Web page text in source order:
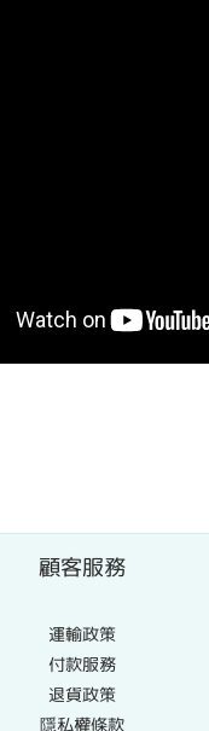
顧客服務
運輸政策
付款服務
退貨政策
隱私權條款